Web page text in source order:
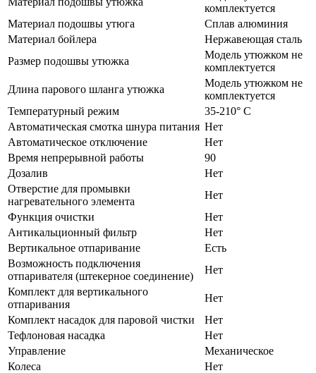
комплектуется
Материал подошвы утюга
Сплав алюминия
Материал бойлера
Нержавеющая сталь
Размер подошвы утюжка
Модель утюжком не
комплектуется
Длина парового шланга утюжка
Модель утюжком не
комплектуется
Температурный режим
35-210° C
Автоматическая смотка шнура питания Нет
Автоматическое отключение
Нет
Время непрерывной работы
90
Дозалив
Нет
Отверстие для промывки
нагревательного элемента
Нет
Функция очистки
Нет
Антикальционный фильтр
Нет
Вертикальное отпаривание
Есть
Возможность подключения
отпаривателя (штекерное соединение)
Нет
Комплект для вертикального
отпаривания
Нет
Комплект насадок для паровой чистки
Нет
Тефлоновая насадка
Нет
Управление
Механическое
Колеса
Нет